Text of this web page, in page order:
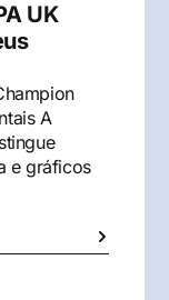
UK
A
e gráficos